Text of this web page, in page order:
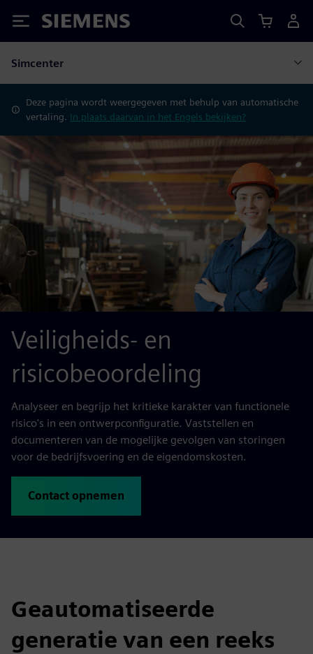
Siemens
Simcenter
Deze pagina wordt weergegeven met behulp van automatische
vertaling. In plaats daarvan in het Engels bekijken?
Veiligheids- en
risicobeoordeling
Analyseer en begrijp het kritieke karakter van functionele
risico's in een ontwerpconfiguratie. Vaststellen en
documenteren van de mogelijke gevolgen van storingen
voor de bedrijfsvoering en de eigendomskosten.
Contact opnemen
Geautomatiseerde
generatie van een reeks